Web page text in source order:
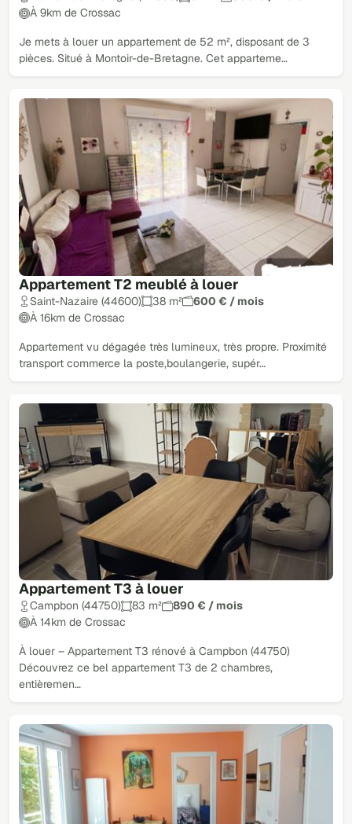
À 9km de Crossac
Je mets à louer un appartement de 52 m², disposant de 3
pièces. Situé à Montoir-de-Bretagne. Cet apparteme…
Appartement T2 meublé à louer
Saint-Nazaire (44600) 38 m²
600 € / mois
À 16km de Crossac
Appartement vu dégagée très lumineux, très propre. Proximité
transport commerce la poste,boulangerie, supér…
Appartement T3 à louer
Campbon (44750) 83 m²
890 € / mois
À 14km de Crossac
À louer – Appartement T3 rénové à Campbon (44750)
Découvrez ce bel appartement T3 de 2 chambres,
entièremen…